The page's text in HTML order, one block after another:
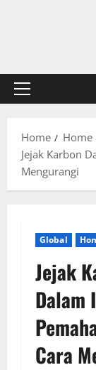
Primary
Home
Home
Jejak Karbon
Mengurangi
Global
Jejak
Dalam
Cara